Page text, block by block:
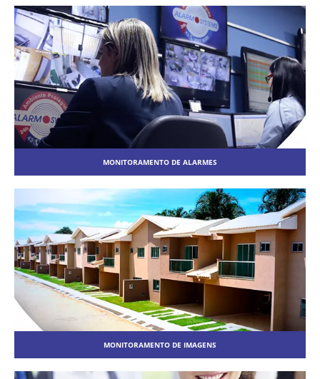
MONITORAMENTO DE ALARMES
MONITORAMENTO DE IMAGENS